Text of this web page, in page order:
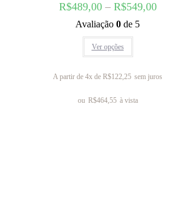
R$489,00– R$549,00
Avaliação 0 de 5
Ver opções
A partir de 4x de R$122,25 sem juros
ou R$464,55 à vista